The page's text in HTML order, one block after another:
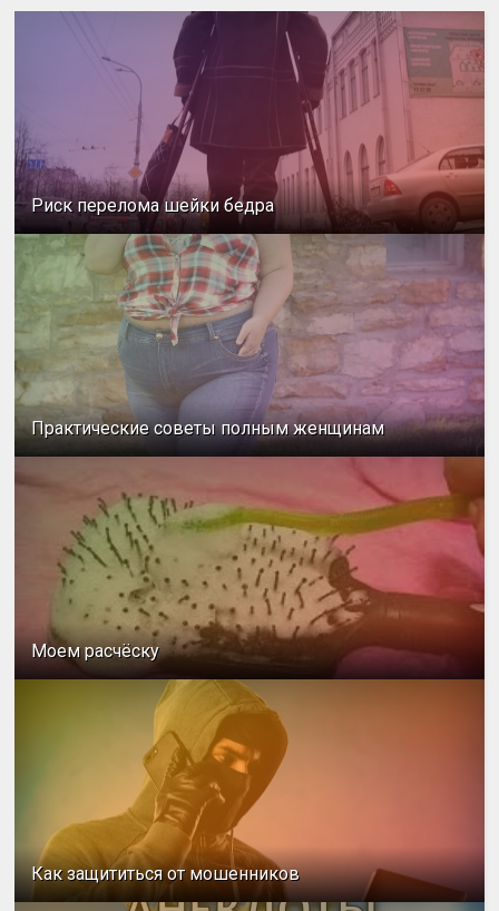
Риск перелома шейки бедра
Практические советы полным женщинам
Моем расчёску
Как защититься от мошенников